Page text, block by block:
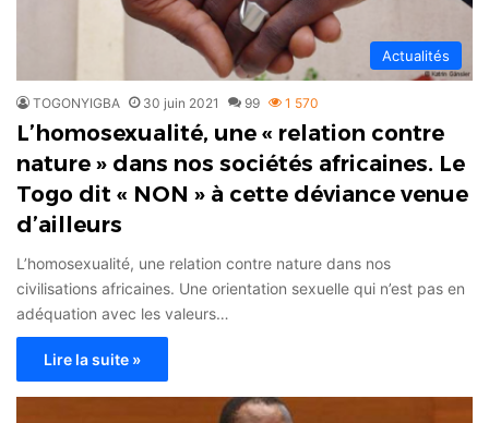
Actualités
TOGONYIGBA 30 juin 2021 99 1 570
L’homosexualité, une « relation contre
nature » dans nos sociétés africaines. Le
Togo dit « NON » à cette déviance venue
d’ailleurs
L’homosexualité, une relation contre nature dans nos
civilisations africaines. Une orientation sexuelle qui n’est pas en
adéquation avec les valeurs…
Lire la suite »